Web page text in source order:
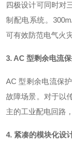
四极设计可同时对
制配电系统。
可有效防范电气火
3. AC 型剩余电流
AC 型剩余电流保
故障场景。对于以
主的工业配电回路
4. 紧凑的模块化设